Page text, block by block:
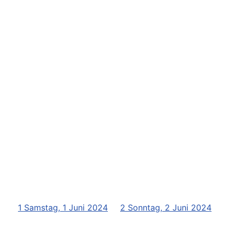
1 Samstag, 1 Juni 2024 2 Sonntag, 2 Juni 2024